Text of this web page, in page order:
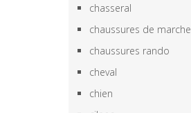
chasseral
chaussures de marche
chaussures rando
cheval
chien